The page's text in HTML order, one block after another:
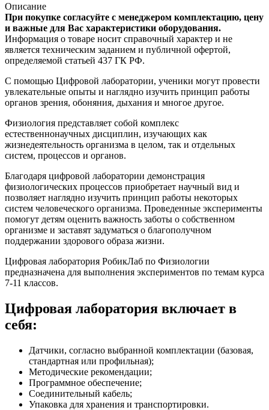
Описание
При покупке согласуйте с менеджером комплектацию, цену
и важные для Вас характеристики оборудования.
Информация о товаре носит справочный характер и не
является техническим заданием и публичной офертой,
определяемой статьей 437 ГК РФ.
С помощью Цифровой лаборатории, ученики могут провести
увлекательные опыты и наглядно изучить принцип работы
органов зрения, обоняния, дыхания и многое другое.
Физиология представляет собой комплекс
естественнонаучных дисциплин, изучающих как
жизнедеятельность организма в целом, так и отдельных
систем, процессов и органов.
Благодаря цифровой лаборатории демонстрация
физиологических процессов приобретает научный вид и
позволяет наглядно изучить принцип работы некоторых
систем человеческого организма. Проведенные эксперименты
помогут детям оценить важность заботы о собственном
организме и заставят задуматься о благополучном
поддержании здорового образа жизни.
Цифровая лаборатория РобикЛаб по Физиологии
предназначена для выполнения экспериментов по темам курса
7-11 классов.
Цифровая лаборатория включает в
себя:
Датчики, согласно выбранной комплектации (базовая,
стандартная или профильная);
Методические рекомендации;
Программное обеспечение;
Соединительный кабель;
Упаковка для хранения и транспортировки.